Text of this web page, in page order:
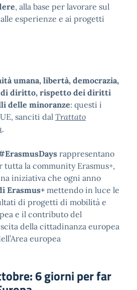
, alla base per lavorare sul
esperienze e ai progetti
umana, libertà, democrazia,
di diritto, rispetto dei diritti
delle minoranze: questi i
sanciti dal Trattato
.
rappresentano
tutta la community Erasmus+,
iniziativa che ogni anno
Erasmus+ mettendo in luce le
di progetti di mobilità e
e il contributo del
della cittadinanza europea
europea
6 giorni per far